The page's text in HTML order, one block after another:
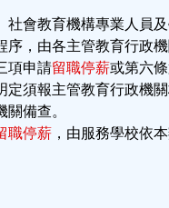
社會教育機構專業人員
序，由各主管教育行政
項申請留職停薪或第六
定須報主管教育行政機
備查。
職停薪 ，由服務學校依